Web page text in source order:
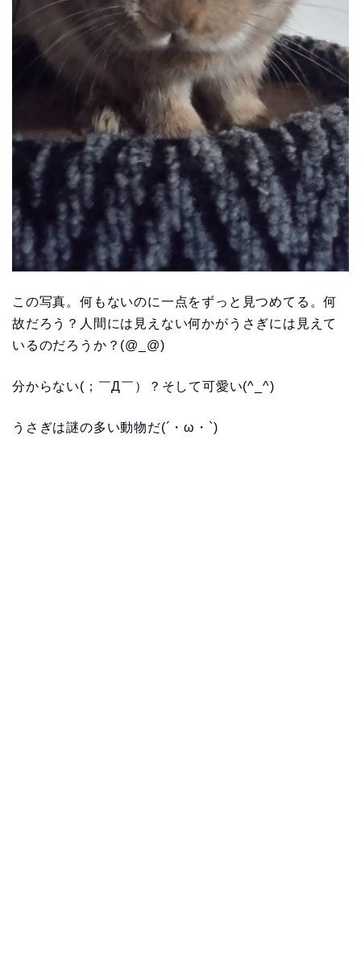
この写真。何もないのに一点をずっと見つめてる。何
故だろう？人間には見えない何かがうさぎには見えて
いるのだろうか？(@_@)
分からない(；￣Д￣）？そして可愛い(^_^)
うさぎは謎の多い動物だ(´・ω・`)